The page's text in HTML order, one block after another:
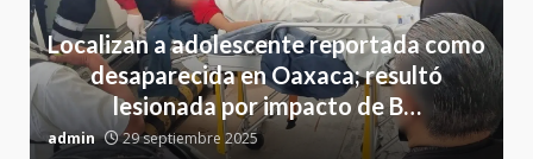
Localizan a adolescente reportada como
desaparecida en Oaxaca; resultó
lesionada por impacto de B…
admin 29 septiembre 2025